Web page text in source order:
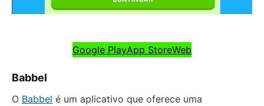
Google PlayApp StoreWeb
Babbel
O Babbel é um aplicativo que oferece uma